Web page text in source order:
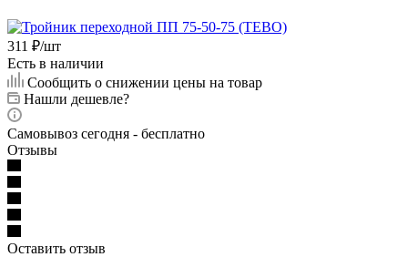
311 ₽/шт
Есть в наличии
Сообщить о снижении цены на товар
Нашли дешевле?
Самовывоз сегодня - бесплатно
Отзывы
Оставить отзыв